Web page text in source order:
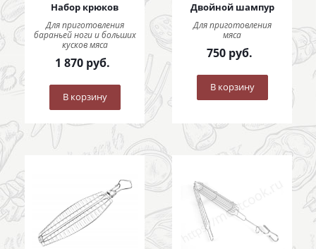
Набор крюков
Для приготовления
бараньей ноги и больших
кусков мяса
1 870руб.
В корзину
Двойной шампур
Для приготовления
мяса
750 руб.
В корзину